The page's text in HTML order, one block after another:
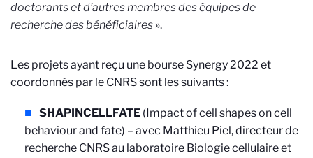
doctorants et d’autres membres des équipes de
recherche des bénéficiaires ».
Les projets ayant reçu une bourse Synergy 2022 et
coordonnés par le CNRS sont les suivants :
SHAPINCELLFATE (Impact of cell shapes on cell
behaviour and fate) – avec Matthieu Piel, directeur de
recherche CNRS au laboratoire Biologie cellulaire et